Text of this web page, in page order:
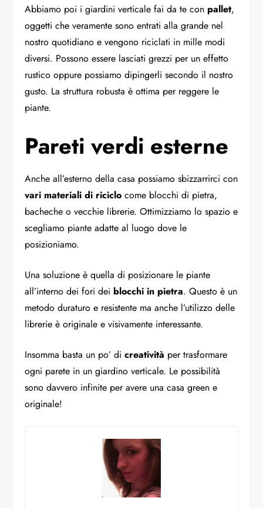
Abbiamo poi i giardini verticale fai da te con pallet,
oggetti che veramente sono entrati alla grande nel
nostro quotidiano e vengono riciclati in mille modi
diversi. Possono essere lasciati grezzi per un effetto
rustico oppure possiamo dipingerli secondo il nostro
gusto. La struttura robusta è ottima per reggere le
piante.
Pareti verdi esterne
Anche all’esterno della casa possiamo sbizzarrirci con
vari materiali di riciclo come blocchi di pietra,
bacheche o vecchie librerie. Ottimizziamo lo spazio e
scegliamo piante adatte al luogo dove le
posizioniamo.
Una soluzione è quella di posizionare le piante
all’interno dei fori dei blocchi in pietra. Questo è un
metodo duraturo e resistente ma anche l’utilizzo delle
librerie è originale e visivamente interessante.
Insomma basta un po’ dicreatività per trasformare
ogni parete in un giardino verticale. Le possibilità
sono davvero infinite per avere una casa green e
originale!